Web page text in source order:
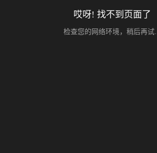
哎呀! 找不到页面了
检查您的网络环境，稍后再试...